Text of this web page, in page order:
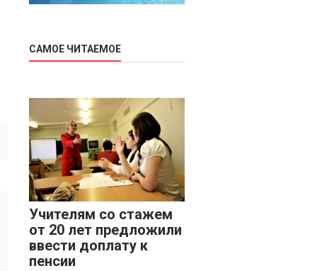
САМОЕ ЧИТАЕМОЕ
Учителям со стажем
от 20 лет предложили
ввести доплату к
пенсии